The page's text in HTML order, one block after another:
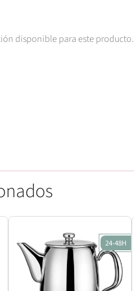
disponible para este producto.
24-48H